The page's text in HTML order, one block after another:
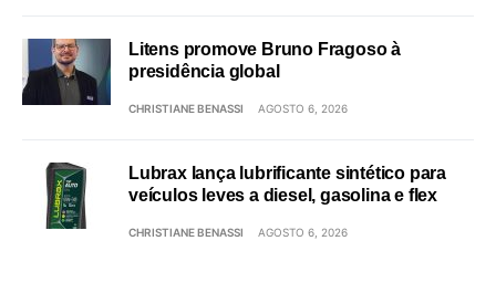
Litens promove Bruno Fragoso à
presidência global
CHRISTIANE BENASSI AGOSTO 6, 2026
Lubrax lança lubrificante sintético para
veículos leves a diesel, gasolina e flex
CHRISTIANE BENASSI AGOSTO 6, 2026